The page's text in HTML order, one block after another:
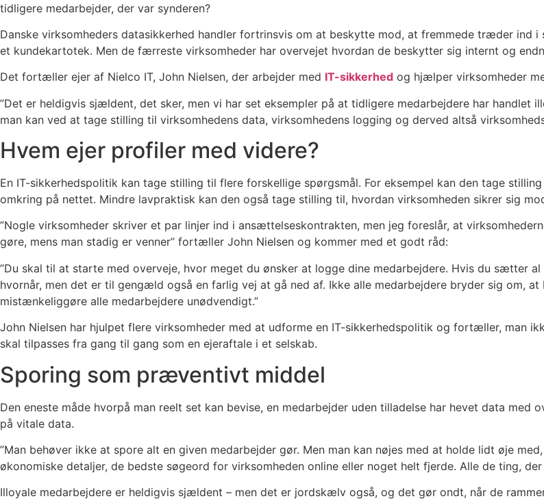
tidligere medarbejder, der var synderen?
Danske virksomheders datasikkerhed handler fortrinsvis om at beskytte mod, at fremmede træder ind
et kundekartotek. Men de færreste virksomheder har overvejet hvordan de beskytter sig internt og
Det fortæller ejer af Nielco IT, John Nielsen, der arbejder med IT-sikkerhed og hjælper virksomheder
”Det er heldigvis sjældent, det sker, men vi har set eksempler på at tidligere medarbejdere har handlet
man kan ved at tage stilling til virksomhedens data, virksomhedens logging og derved altså
Hvem ejer profiler med videre?
En IT-sikkerhedspolitik kan tage stilling til flere forskellige spørgsmål. For eksempel kan den tage
omkring på nettet. Mindre lavpraktisk kan den også tage stilling til, hvordan virksomheden sikrer sig
”Nogle virksomheder skriver et par linjer ind i ansættelseskontrakten, men jeg foreslår, at
gøre, mens man stadig er venner” fortæller John Nielsen og kommer med et godt råd:
”Du skal til at starte med overveje, hvor meget du ønsker at logge dine medarbejdere. Hvis du sætter
hvornår, men det er til gengæld også en farlig vej at gå ned af. Ikke alle medarbejdere bryder sig om,
mistænkeliggøre alle medarbejdere unødvendigt.”
John Nielsen har hjulpet flere virksomheder med at udforme en IT-sikkerhedspolitik og fortæller, man
skal tilpasses fra gang til gang som en ejeraftale i et selskab.
Sporing som præventivt middel
Den eneste måde hvorpå man reelt set kan bevise, en medarbejder uden tilladelse har hevet data
på vitale data.
”Man behøver ikke at spore alt en given medarbejder gør. Men man kan nøjes med at holde lidt øje
økonomiske detaljer, de bedste søgeord for virksomheden online eller noget helt fjerde. Alle de ting,
Illoyale medarbejdere er heldigvis sjældent – men det er jordskælv også, og det gør ondt, når de